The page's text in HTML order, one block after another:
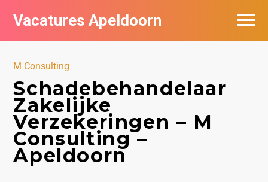
Vacatures Apeldoorn
M Consulting
Schadebehandelaar
Zakelijke
Verzekeringen – M
Consulting –
Apeldoorn
Vacatures per bedrijf
De populairste vacatures in Apeldoorn
Nieuwsbrief feed